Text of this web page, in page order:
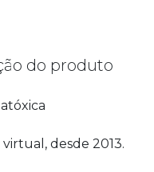
do produto
virtual, desde 2013.